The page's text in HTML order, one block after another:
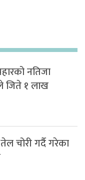
नतिजा
जिते १ लाख
तेल चोरी गर्दै गरेका